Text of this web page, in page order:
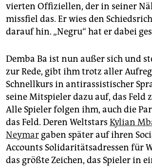
vierten Offiziellen, der in seiner
missfiel das. Er wies den
darauf hin. „Negru“ hat er dabei
Demba Ba ist nun außer sich und
zur Rede, gibt ihm trotz aller
Schnellkurs in antirassistischer
seine Mitspieler dazu auf, das Feld
Alle Spieler folgen ihm, auch die
das Feld. Deren Weltstars Kylian
Neymar gaben später auf ihren
Accounts Solidaritätsadressen für
das größte Zeichen, das Spieler in